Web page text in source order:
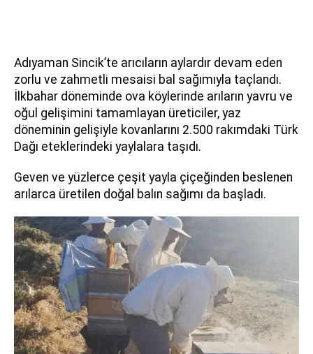
Adıyaman Sincik’te arıcıların aylardır devam eden
zorlu ve zahmetli mesaisi bal sağımıyla taçlandı.
İlkbahar döneminde ova köylerinde arıların yavru ve
oğul gelişimini tamamlayan üreticiler, yaz
döneminin gelişiyle kovanlarını 2.500 rakımdaki Türk
Dağı eteklerindeki yaylalara taşıdı.
Geven ve yüzlerce çeşit yayla çiçeğinden beslenen
arılarca üretilen doğal balın sağımı da başladı.